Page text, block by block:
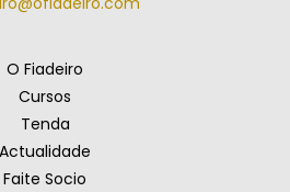
O Fiadeiro
Cursos
Tenda
Actualidade
Faite Socio